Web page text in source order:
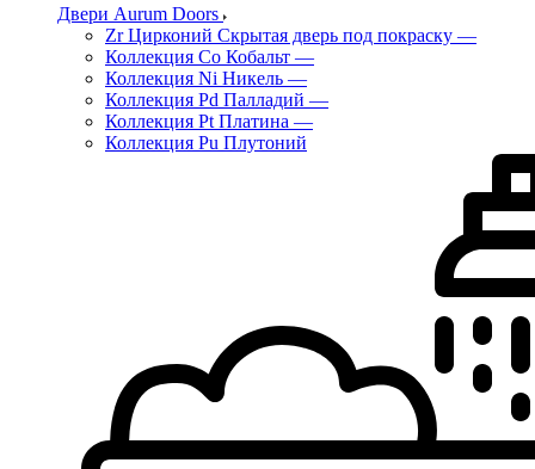
Двери Aurum Doors
Zr Цирконий Скрытая дверь под покраску —
Коллекция Co Кобальт —
Коллекция Ni Никель —
Коллекция Pd Палладий —
Коллекция Pt Платина —
Коллекция Pu Плутоний